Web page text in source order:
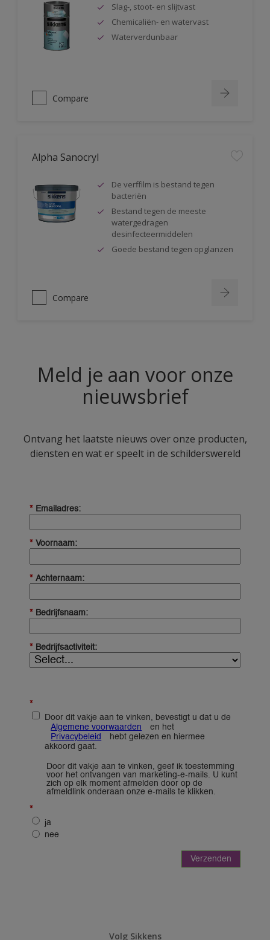
Slag-, stoot- en slijtvast
Chemicaliën- en watervast
Waterverdunbaar
Compare
Alpha Sanocryl
De verffilm is bestand tegen
bacteriën
Bestand tegen de meeste
watergedragen
desinfecteermiddelen
Goede bestand tegen opglanzen
Compare
Meld je aan voor onze
nieuwsbrief
Ontvang het laatste nieuws over onze producten,
diensten en wat er speelt in de schilderswereld
Volg Sikkens